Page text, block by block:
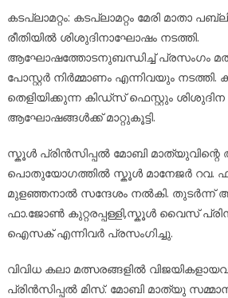
കടപ്ലാമറ്റം: കടപ്ലാമറ്റം മേരി മാതാ
രീതിയിൽ ശിശുദിനാഘോഷം നടത്തി.
ആഘോഷത്തോടനുബന്ധിച്ച് പ്രസംഗം
പോസ്റ്റർ നിർമ്മാണം എന്നിവയും
തെളിയിക്കുന്ന കിഡ്സ് ഫെസ്റ്റും ശിശുദിന
ആഘോഷങ്ങൾക്ക് മാറ്റുകൂട്ടി.
സ്കൂൾ പ്രിൻസിപ്പൽ മോബി
പൊതുയോഗത്തിൽ സ്കൂൾ മാനേജർ റവ.
മുളഞ്ഞനാൽ സന്ദേശം നൽകി. തുടർന്ന്
ഫാ.ജോൺ കുറ്റരപ്പള്ളി,സ്കൂൾ വൈസ്
ഐസക് എന്നിവർ പ്രസംഗിച്ചു.
വിവിധ കലാ മത്സരങ്ങളിൽ
പ്രിൻസിപ്പൽ മിസ്. മോബി മാത്യു